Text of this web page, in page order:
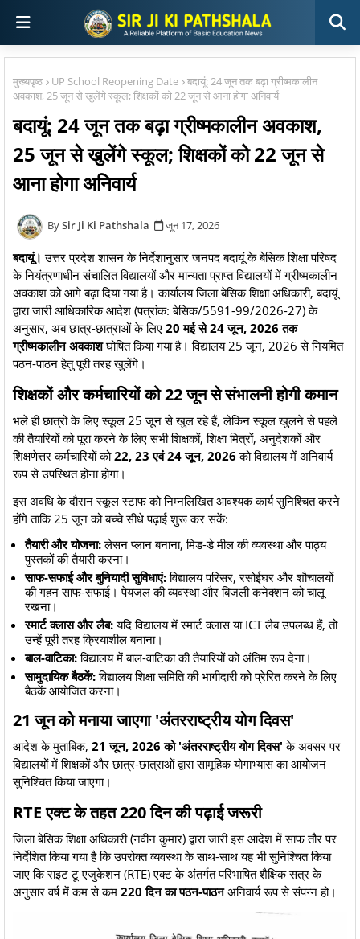
मुख्यपृष्ठ UP School Reopening Date
बदायूं: 24 जून तक बढ़ा ग्रीष्मकालीन
अवकाश, 25 जून से खुलेंगे स्कूल; शिक्षकों को 22 जून से आना होगा अनिवार्य
बदायूं: 24 जून तक बढ़ा ग्रीष्मकालीन अवकाश,
25 जून से खुलेंगे स्कूल; शिक्षकों को 22 जून से
आना होगा अनिवार्य
Sir Ji Ki Pathshala जून 17, 2026
बदायूं।उत्तर प्रदेश शासन के निर्देशानुसार जनपद बदायूं के बेसिक शिक्षा परिषद
के नियंत्रणाधीन संचालित विद्यालयों और मान्यता प्राप्त विद्यालयों में ग्रीष्मकालीन
अवकाश को आगे बढ़ा दिया गया है। कार्यालय जिला बेसिक शिक्षा अधिकारी, बदायूं
द्वारा जारी आधिकारिक आदेश (पत्रांक: बेसिक/5591-99/2026-27) के
अनुसार, अब छात्र-छात्राओं के लिए 20 मई से 24 जून, 2026 तक
ग्रीष्मकालीन अवकाशघोषित किया गया है। विद्यालय 25 जून, 2026 से नियमित
पठन-पाठन हेतु पूरी तरह खुलेंगे।
​शिक्षकों और कर्मचारियों को 22 जून से संभालनी होगी कमान
​भले ही छात्रों के लिए स्कूल 25 जून से खुल रहे हैं, लेकिन स्कूल खुलने से पहले
की तैयारियों को पूरा करने के लिए सभी शिक्षकों, शिक्षा मित्रों, अनुदेशकों और
शिक्षणेत्तर कर्मचारियों को22, 23 एवं 24 जून, 2026 को विद्यालय में अनिवार्य
रूप से उपस्थित होना होगा।
​इस अवधि के दौरान स्कूल स्टाफ को निम्नलिखित आवश्यक कार्य सुनिश्चित करने
होंगे ताकि 25 जून को बच्चे सीधे पढ़ाई शुरू कर सकें:
तैयारी और योजना:लेसन प्लान बनाना, मिड-डे मील की व्यवस्था और पाठ्य
पुस्तकों की तैयारी करना।
साफ-सफाई और बुनियादी सुविधाएं:विद्यालय परिसर, रसोईघर और शौचालयों
की गहन साफ-सफाई। पेयजल की व्यवस्था और बिजली कनेक्शन को चालू
रखना।
स्मार्ट क्लास और लैब:यदि विद्यालय में स्मार्ट क्लास या ICT लैब उपलब्ध हैं, तो
उन्हें पूरी तरह क्रियाशील बनाना।
बाल-वाटिका:विद्यालय में बाल-वाटिका की तैयारियों को अंतिम रूप देना।
सामुदायिक बैठकें:विद्यालय शिक्षा समिति की भागीदारी को प्रेरित करने के लिए
बैठकें आयोजित करना।
​21 जून को मनाया जाएगा 'अंतरराष्ट्रीय योग दिवस'
​आदेश के मुताबिक, 21 जून, 2026 को 'अंतरराष्ट्रीय योग दिवस' के अवसर पर
विद्यालयों में शिक्षकों और छात्र-छात्राओं द्वारा सामूहिक योगाभ्यास का आयोजन
सुनिश्चित किया जाएगा।
​RTE एक्ट के तहत 220 दिन की पढ़ाई जरूरी
​जिला बेसिक शिक्षा अधिकारी (नवीन कुमार) द्वारा जारी इस आदेश में साफ तौर पर
निर्देशित किया गया है कि उपरोक्त व्यवस्था के साथ-साथ यह भी सुनिश्चित किया
जाए कि राइट टू एजुकेशन (RTE) एक्ट के अंतर्गत परिभाषित शैक्षिक सत्र के
अनुसार वर्ष में कम से कम 220 दिन का पठन-पाठनअनिवार्य रूप से संपन्न हो।